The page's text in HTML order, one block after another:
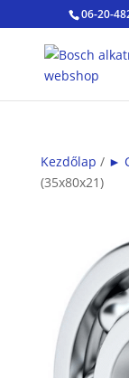
06-20-
Kezdőlap / ►
(35x80x21)